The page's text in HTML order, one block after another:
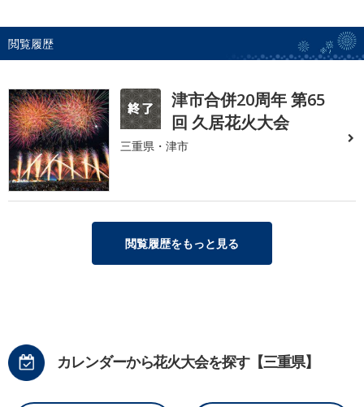
閲覧履歴
津市合併20周年 第65
回 久居花火大会
三重県・津市
閲覧履歴をもっと見る
カレンダーから花火大会を探す【三重県】